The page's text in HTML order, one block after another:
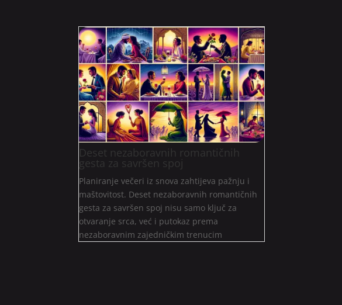
Deset nezaboravnih romantičnih
gesta za savršen spoj
Planiranje večeri iz snova zahtijeva pažnju i
maštovitost. Deset nezaboravnih romantičnih
gesta za savršen spoj nisu samo ključ za
otvaranje srca, već i putokaz prema
nezaboravnim zajedničkim trenucim